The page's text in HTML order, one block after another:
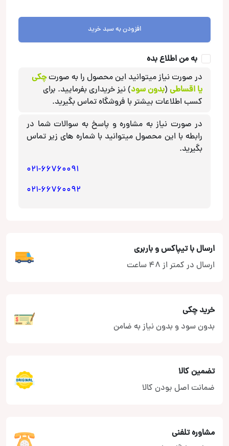
افزودن به سبد خرید
به من اطلاع بده
در صورت نیاز میتوانید این محصول را به صورتچکی
یا اقساطی (بدون سود) نیز خریداری بفرمایید. برای
کسب اطلاعات بیشتر با فروشگاه تماس بگیرید.
در صورت نیاز به مشاوره و پاسخ به سوالات شما در
رابطه با این محصول میتوانید با شماره های زیر تماس
بگیرید.
021-66760091
021-66760092
ارسال با تیپاکس و باربری
ارسال در کمتر از 48 ساعت
خرید چکی
بدون سود و بدون نیاز به ضامن
تضمین کالا
ضمانت اصل بودن کالا
مشاوره تلفنی